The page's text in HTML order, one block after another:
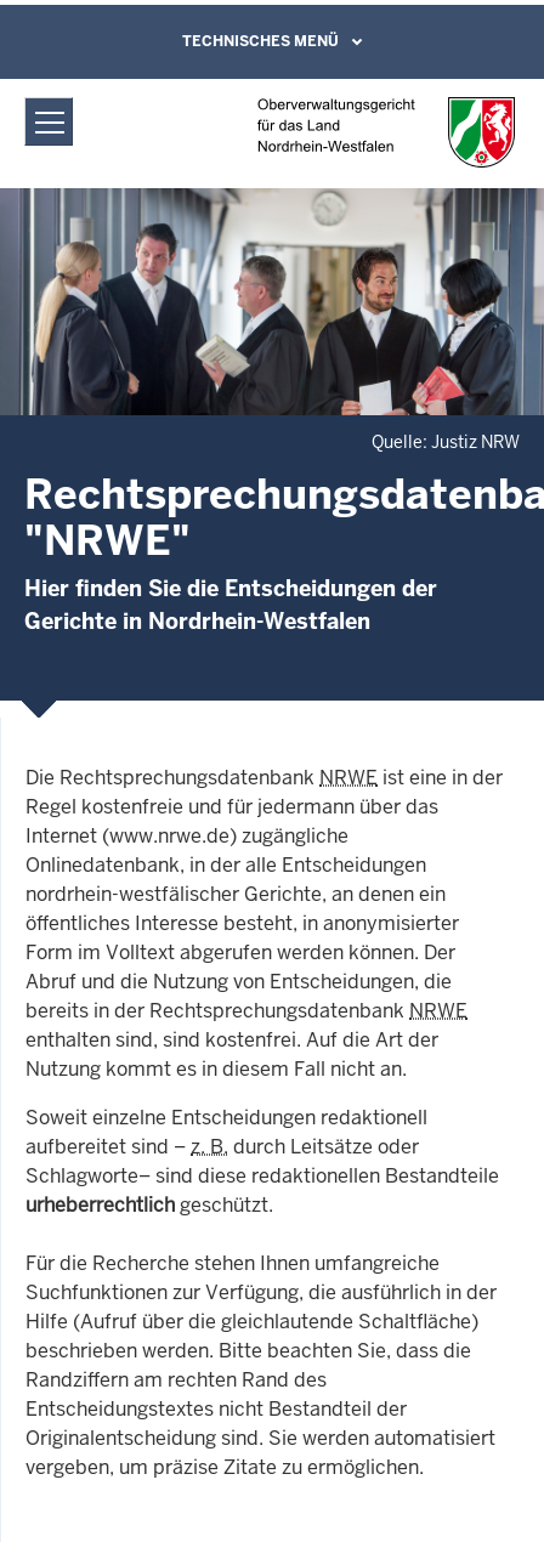
Oberverwaltungsgericht für das Land
Nordrhein-Westfalen: Rechtsprechung
NRW
Direkt zum Inhalt
Leichte Sprache, Gebärdensprachenvideo
und Kontaktformular
TECHNISCHES MENÜ
Quelle: Justiz NRW
"NRWE"
Hier finden Sie die Entscheidungen der
Gerichte in Nordrhein-Westfalen
Die Rechtsprechungsdatenbank NRWE ist eine in der
Regel kostenfreie und für jedermann über das
Internet (www.nrwe.de) zugängliche
Onlinedatenbank, in der alle Entscheidungen
nordrhein-westfälischer Gerichte, an denen ein
öffentliches Interesse besteht, in anonymisierter
Form im Volltext abgerufen werden können. Der
Abruf und die Nutzung von Entscheidungen, die
bereits in der Rechtsprechungsdatenbank NRWE
enthalten sind, sind kostenfrei. Auf die Art der
Nutzung kommt es in diesem Fall nicht an.
Soweit einzelne Entscheidungen redaktionell
aufbereitet sind –z. B. durch Leitsätze oder
Schlagworte– sind diese redaktionellen Bestandteile
urheberrechtlichgeschützt.
Für die Recherche stehen Ihnen umfangreiche
Suchfunktionen zur Verfügung, die ausführlich in der
Hilfe (Aufruf über die gleichlautende Schaltfläche)
beschrieben werden. Bitte beachten Sie, dass die
Randziffern am rechten Rand des
Entscheidungstextes nicht Bestandteil der
Originalentscheidung sind. Sie werden automatisiert
vergeben, um präzise Zitate zu ermöglichen.